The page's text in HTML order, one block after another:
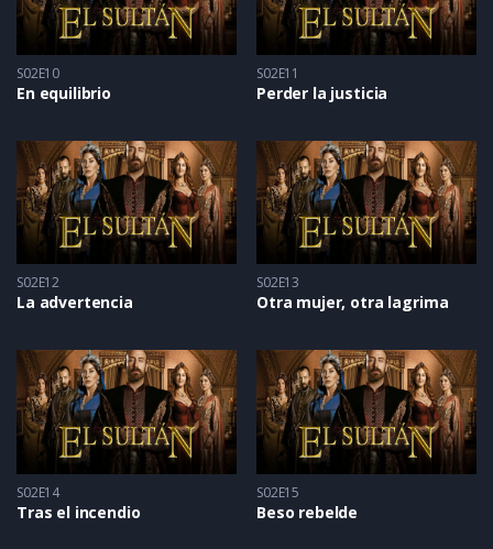
S02E10
En equilibrio
S02E11
Perder la justicia
S02E12
La advertencia
S02E13
Otra mujer, otra lagrima
S02E14
Tras el incendio
S02E15
Beso rebelde